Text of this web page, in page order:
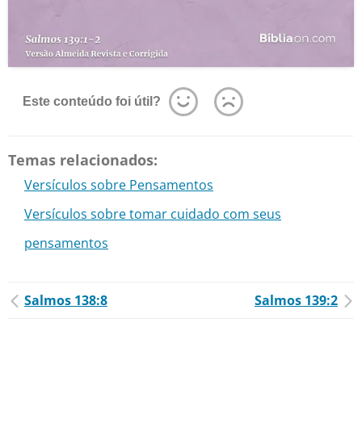
Este conteúdo foi útil?
Temas relacionados:
Versículos sobre Pensamentos
Versículos sobre tomar cuidado com seus
pensamentos
Salmos 138:8 Salmos 139:2